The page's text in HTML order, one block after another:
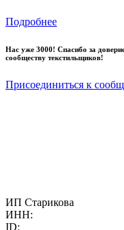
Подробнее
Нас уже 3000! Спасибо за
сообществу текстильщиков!
Присоединиться к
ИП Старикова
ИНН:
ID: